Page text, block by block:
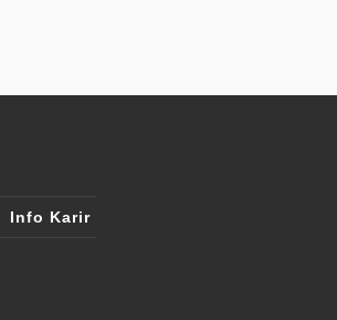
Info Karir